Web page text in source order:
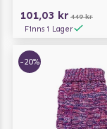
101,03 kr 449 kr
Finns i Lager
-20%